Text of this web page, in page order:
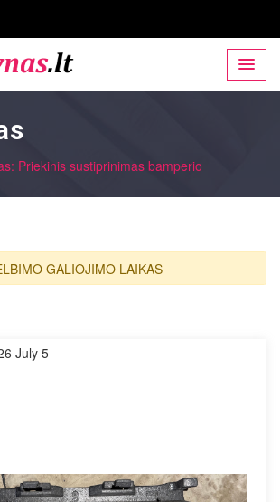
Priekinis sustiprinimas bamperio
GALIOJIMO LAIKAS
July 5